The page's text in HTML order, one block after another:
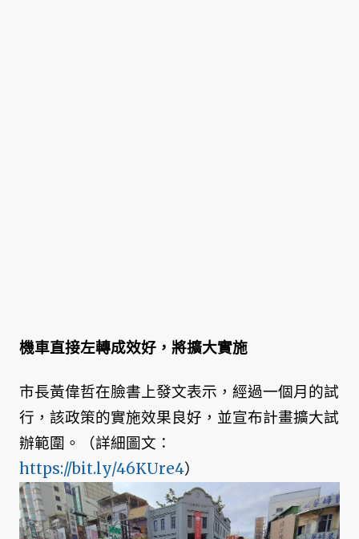
機車直接左轉成效好，將擴大實施
市長黃偉哲在臉書上發文表示，經過一個月的試
行，該政策的實施效果良好，並宣布計畫擴大試
辦範圍。（詳細圖文：
https://bit.ly/46KUre4）